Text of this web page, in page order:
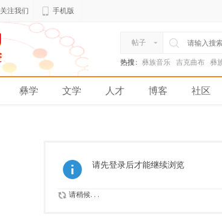
关注我们 手机版
帖子
热搜: 彝族音乐 吉克曲布 彝
彝学 文学 人才 博客 社区
请先登录后才能继续浏览
请稍候...